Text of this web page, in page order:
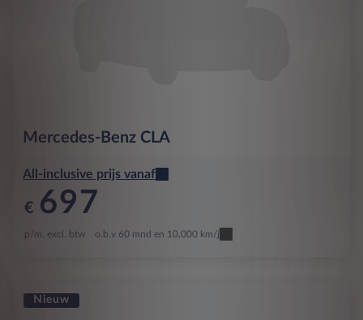
Mercedes-Benz CLA
All-inclusive prijs vanaf
€ 697
p/m. excl. btw o.b.v 60 mnd en 10,000 km/j
Nieuw